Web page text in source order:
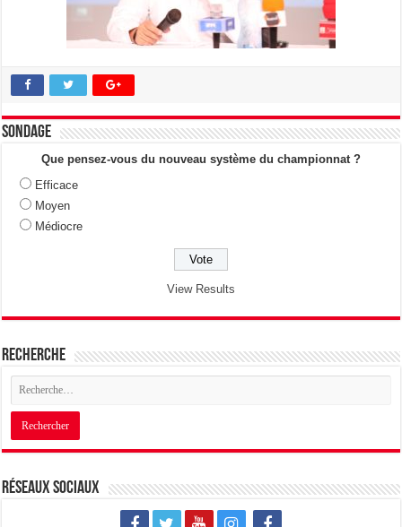
Sondage
Que pensez-vous du nouveau système du championnat ?
Efficace
Moyen
Médiocre
View Results
Recherche
Réseaux sociaux